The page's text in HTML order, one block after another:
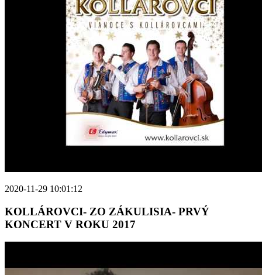
2020-11-29 10:01:12
KOLLÁROVCI- ZO ZÁKULISIA- PRVÝ
KONCERT V ROKU 2017